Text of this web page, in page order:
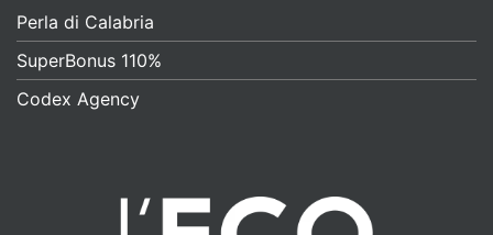
Perla di Calabria
SuperBonus 110%
Codex Agency